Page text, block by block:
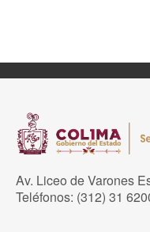
Av. Liceo de Varones
Teléfonos: (312) 31